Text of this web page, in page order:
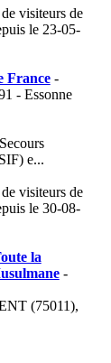
visiteurs de
le 23-05-
France-
- Essonne
e...
visiteurs de
le 30-08-
la
-
(75011),